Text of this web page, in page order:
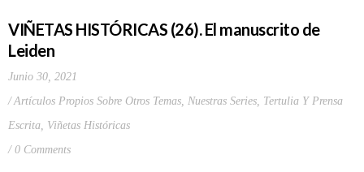
VIÑETAS HISTÓRICAS (26). El manuscrito de
Leiden
Junio 30, 2021
Artículos Propios Sobre Otros Temas, Nuestras Series, Tertulia Y Prensa
Escrita, Viñetas Históricas
0 Comments